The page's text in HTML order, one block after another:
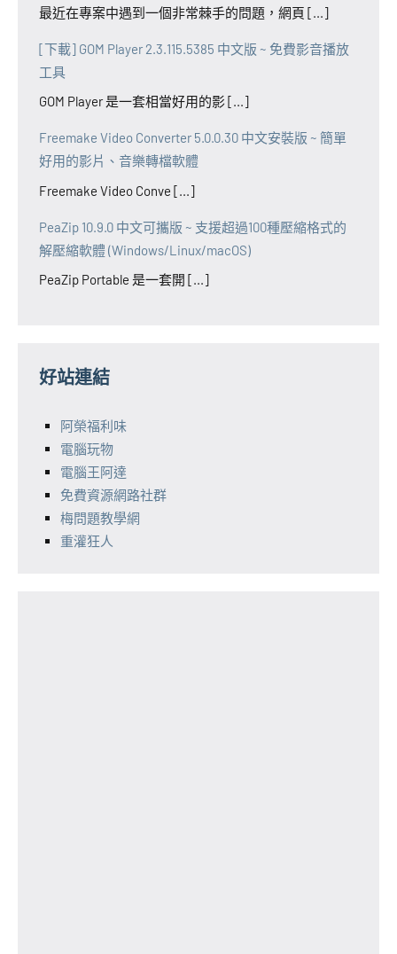
最近在專案中遇到一個非常棘手的問題，網頁 [...]
[下載] GOM Player 2.3.115.5385 中文版 ~ 免費影音播放
工具
GOM Player 是一套相當好用的影 [...]
Freemake Video Converter 5.0.0.30 中文安裝版 ~ 簡單
好用的影片、音樂轉檔軟體
Freemake Video Conve [...]
PeaZip 10.9.0 中文可攜版 ~ 支援超過100種壓縮格式的
解壓縮軟體 (Windows/Linux/macOS)
PeaZip Portable 是一套開 [...]
好站連結
阿榮福利味
電腦玩物
電腦王阿達
免費資源網路社群
梅問題教學網
重灌狂人